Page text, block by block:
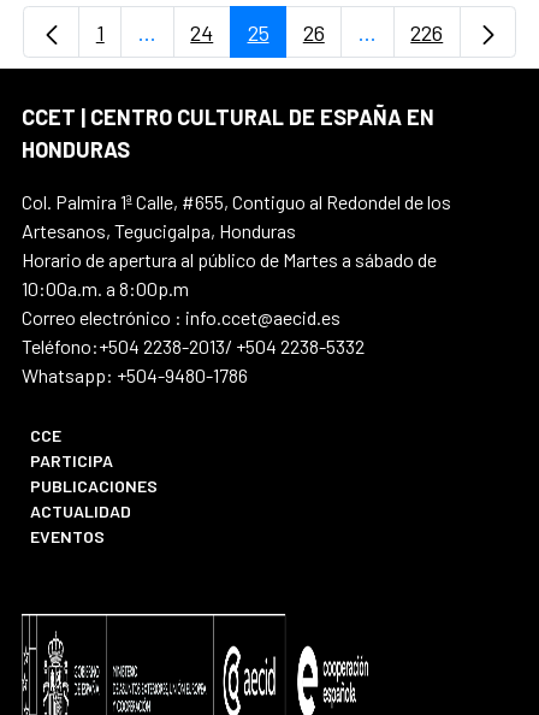
Página
1 ...Páginas intermedias Use TAB para
Página
24 Página
25 Página
26 ...PáginasPágina
226
CCET | CENTRO CULTURAL DE ESPAÑA EN
HONDURAS
Col. Palmira 1ª Calle, #655, Contiguo al Redondel de los
Artesanos, Tegucigalpa, Honduras
Horario de apertura al público de Martes a sábado de
10:00a.m. a 8:00p.m
Correo electrónico : info.ccet@aecid.es
Teléfono:+504 2238-2013/ +504 2238-5332
Whatsapp: +504-9480-1786
CCE
PARTICIPA
PUBLICACIONES
ACTUALIDAD
EVENTOS